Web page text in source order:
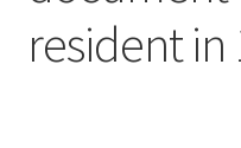
resident in